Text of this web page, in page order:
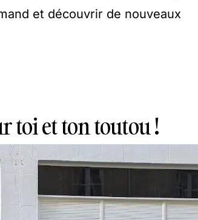
et découvrir de nouveaux
toi et ton toutou !